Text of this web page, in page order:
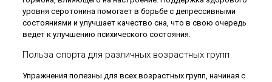
уровня серотонина помогает в борьбе с депрессивными
состояниями и улучшает качество сна, что в свою очередь
ведет к улучшению психического состояния.
Польза спорта для различных возрастных групп
Упражнения полезны для всех возрастных групп, начиная с